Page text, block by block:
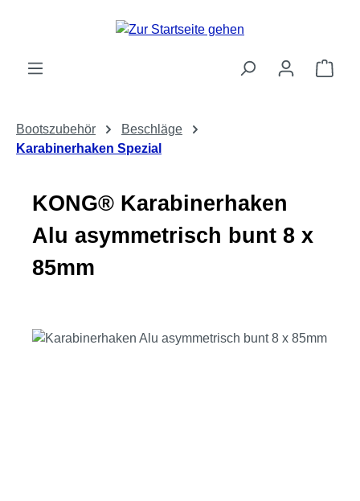
Zum Hauptinhalt springen
Bootszubehör
Beschläge
Karabinerhaken Spezial
KONG® Karabinerhaken
Alu asymmetrisch bunt 8 x
85mm
Bildergalerie überspringen